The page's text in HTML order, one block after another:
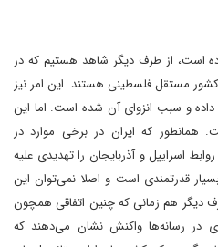
است، از طرف دیگر شاهد هستیم که در
مستقل فلسطینی هستند. این امر نیز
داده و سبب انزوای آن شده است. اما این
همانطور که ایران در برخی موارد در
اسراییل و آذربایجان را تهدیدی علیه
قدرتمندی است و اصلا نمی‌توان این
دیگر هم زمانی که چنین اتفاقی همچون
در رسانه‌ها واکنش نشان می‌دهند که